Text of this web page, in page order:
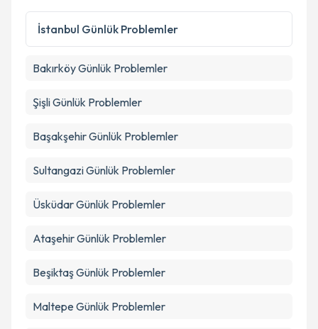
Kişisel verilerimin işlenmesine ilişkinAydınlatma
Metni'ni okudum ve kişisel verilerimin belirtilen
kapsamda işlenmesini kabul ediyorum.
İstanbul Günlük Problemler
BakırköyGünlük Problemler
ŞişliGünlük Problemler
BaşakşehirGünlük Problemler
SultangaziGünlük Problemler
ÜsküdarGünlük Problemler
AtaşehirGünlük Problemler
BeşiktaşGünlük Problemler
Maltepe Günlük Problemler